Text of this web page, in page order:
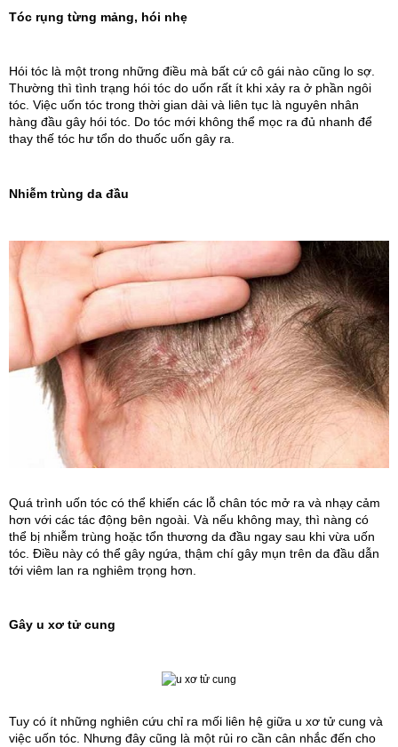
Tóc rụng từng mảng, hói nhẹ
Hói tóc là một trong những điều mà bất cứ cô gái nào cũng lo sợ.
Thường thì tình trạng hói tóc do uốn rất ít khi xảy ra ở phần ngôi
tóc. Việc uốn tóc trong thời gian dài và liên tục là nguyên nhân
hàng đầu gây hói tóc. Do tóc mới không thể mọc ra đủ nhanh để
thay thế tóc hư tổn do thuốc uốn gây ra.
Nhiễm trùng da đầu
Quá trình uốn tóc có thể khiến các lỗ chân tóc mở ra và nhạy cảm
hơn với các tác động bên ngoài. Và nếu không may, thì nàng có
thể bị nhiễm trùng hoặc tổn thương da đầu ngay sau khi vừa uốn
tóc. Điều này có thể gây ngứa, thậm chí gây mụn trên da đầu dẫn
tới viêm lan ra nghiêm trọng hơn.
Gây u xơ tử cung
Tuy có ít những nghiên cứu chỉ ra mối liên hệ giữa u xơ tử cung và
việc uốn tóc. Nhưng đây cũng là một rủi ro cần cân nhắc đến cho